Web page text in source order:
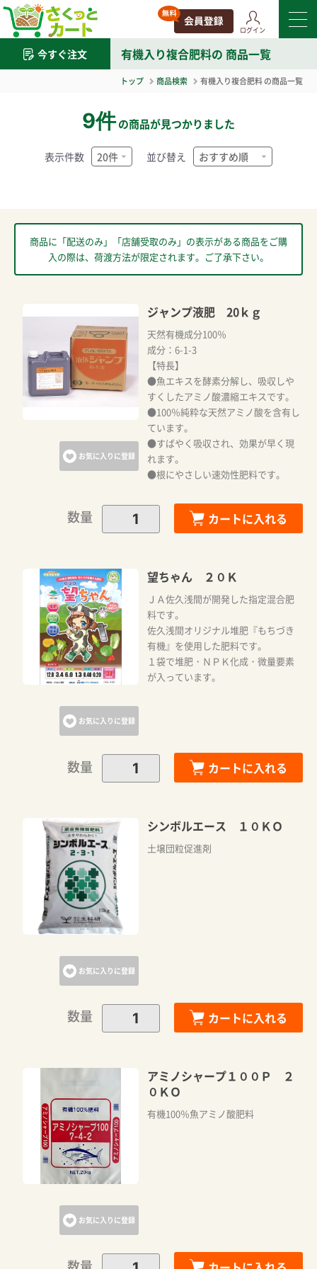
ログイン
今すぐ注文 有機入り複合肥料の 商品一覧
トップ 商品検索 有機入り複合肥料の商品一覧
9件の商品が見つかりました
表示件数 並び替え
商品に「配送のみ」「店舗受取のみ」の表示がある商品をご購
入の際は、荷渡方法が限定されます。ご了承下さい。
お気に入りに登録
ジャンプ液肥 20ｋｇ
天然有機成分100％
成分：6-1-3
【特長】
●魚エキスを酵素分解し、吸収しや
すくしたアミノ酸濃縮エキスです。
●100％純粋な天然アミノ酸を含有し
ています。
●すばやく吸収され、効果が早く現
れます。
●根にやさしい速効性肥料です。
数量 カートに入れる
お気に入りに登録
望ちゃん ２０Ｋ
ＪＡ佐久浅間が開発した指定混合肥
料です。
佐久浅間オリジナル堆肥『もちづき
有機』を使用した肥料です。
１袋で堆肥・ＮＰＫ化成・微量要素
が入っています。
数量 カートに入れる
お気に入りに登録
シンボルエース １０ＫＯ
土壌団粒促進剤
数量 カートに入れる
お気に入りに登録
アミノシャープ１００Ｐ ２
０ＫＯ
有機100％魚アミノ酸肥料
数量